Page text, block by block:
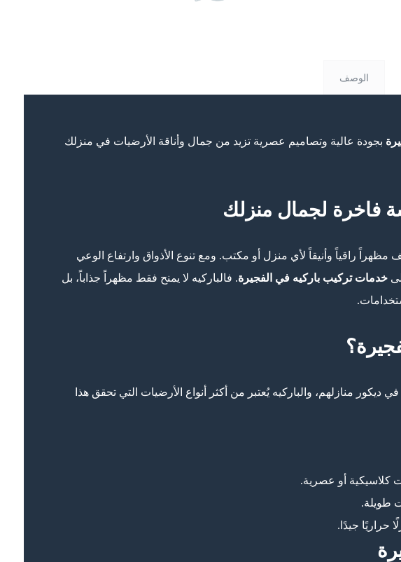
الوصف
بجودة عالية وتصاميم عصرية تزيد من جمال وأناقة الأرضيات في منزلك
فاخرة لجمال منزلك
راقياً وأنيقاً لأي منزل أو مكتب. ومع تنوع الأذواق وارتفاع الوعي
خدمات تركيب باركيه في الفجيرة. فالباركيه لا يمنح فقط مظهراً جذاباً، بل
ديكور منازلهم، والباركيه يُعتبر من أكثر أنواع الأرضيات التي تحقق هذا
كلاسيكية أو عصرية.
طويلة.
حراريًا جيدًا.